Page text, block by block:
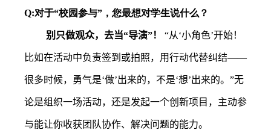
Q:对于“校园参与”，您最想对学生说什么？
别只做观众，去当“导演”！ “从‘小角色’开始！
比如在活动中负责签到或拍照，用行动代替纠结——
很多时候，勇气是‘做’出来的，不是‘想’出来的。”无
论是组织一场活动，还是发起一个创新项目，主动参
与能让你收获团队协作、解决问题的能力。